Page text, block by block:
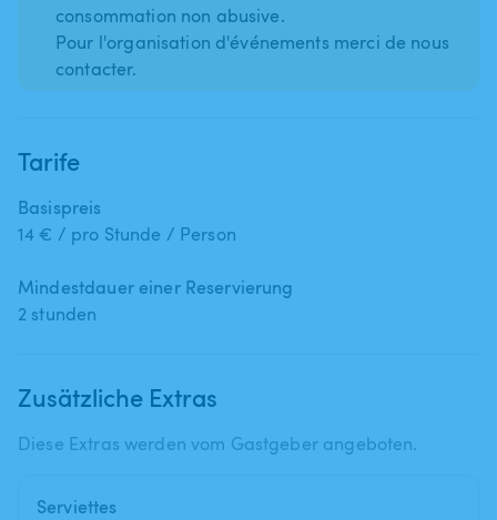
consommation non abusive.
Pour l'organisation d'événements merci de nous
contacter.
Tarife
Basispreis
14 € / pro Stunde / Person
Mindestdauer einer Reservierung
2 stunden
Zusätzliche Extras
Diese Extras werden vom Gastgeber angeboten.
Serviettes